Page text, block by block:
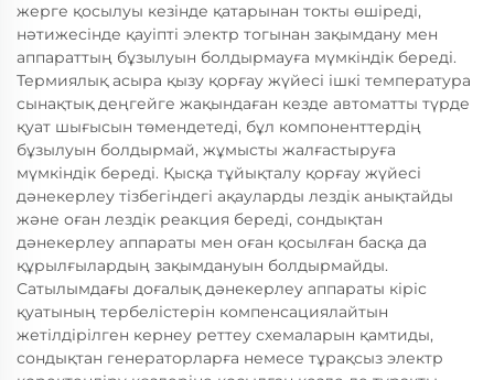
жерге қосылуы кезінде қатарынан токты өшіреді,
нәтижесінде қауіпті электр тогынан зақымдану мен
аппараттың бұзылуын болдырмауға мүмкіндік береді.
Термиялық асыра қызу қорғау жүйесі ішкі температура
сынақтық деңгейге жақындаған кезде автоматты түрде
қуат шығысын төмендетеді, бұл компоненттердің
бұзылуын болдырмай, жұмысты жалғастыруға
мүмкіндік береді. Қысқа тұйықталу қорғау жүйесі
дәнекерлеу тізбегіндегі ақауларды лездік анықтайды
және оған лездік реакция береді, сондықтан
дәнекерлеу аппараты мен оған қосылған басқа да
құрылғылардың зақымдануын болдырмайды.
Сатылымдағы доғалық дәнекерлеу аппараты кіріс
қуатының тербелістерін компенсациялайтын
жетілдірілген кернеу реттеу схемаларын қамтиды,
сондықтан генераторларға немесе тұрақсыз электр